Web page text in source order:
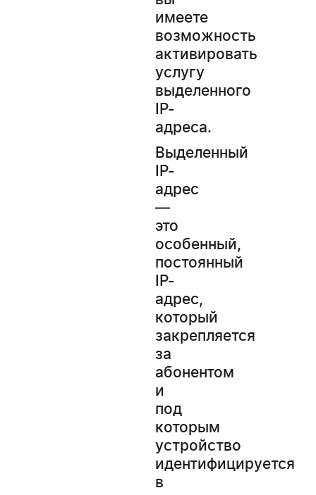
имеете
возможность
активировать
услугу
выделенного
IP-
адреса.
Выделенный
IP-
адрес
—
это
особенный,
постоянный
IP-
адрес,
который
закрепляется
за
абонентом
и
под
которым
устройство
идентифицируется
в
WESTELECOM
Онлайн-підтримка